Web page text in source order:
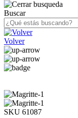
Buscar
Volver
SKU 61087